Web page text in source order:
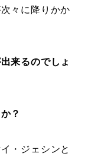
々に降りかか
来るのでしょ
？
・ジェシンと